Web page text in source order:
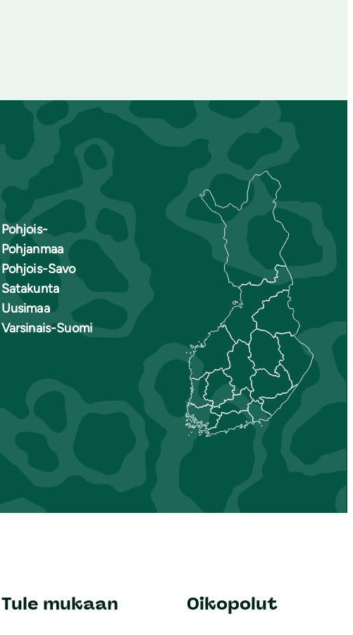
Pohjois-
Pohjanmaa
Pohjois-Savo
Satakunta
Uusimaa
Varsinais-Suomi
Tule mukaan Oikopolut